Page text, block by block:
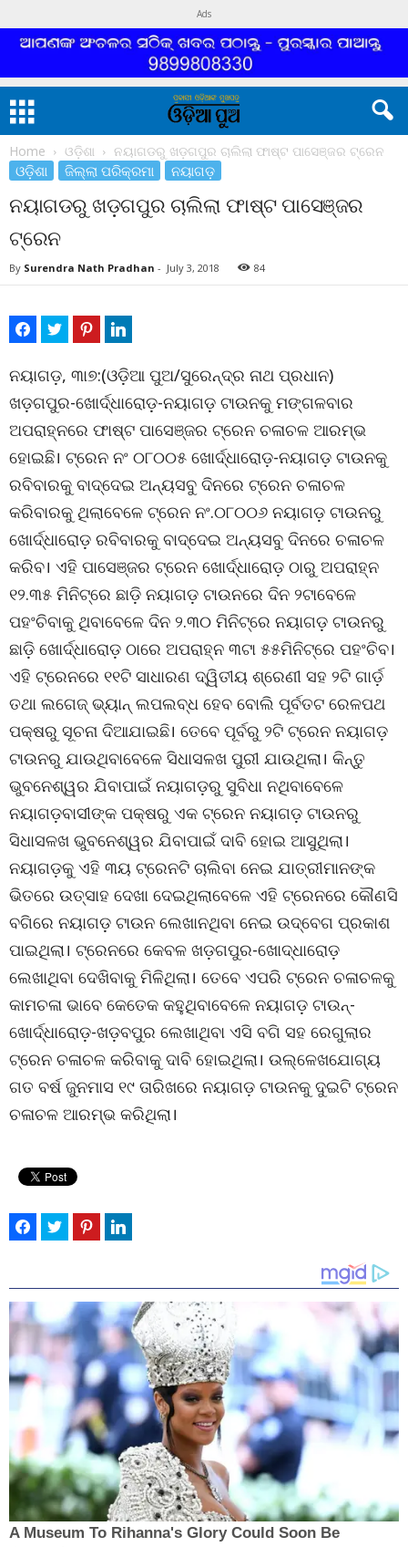
Ads
Home ଓଡ଼ିଶା ନୟାଗଡରୁ ଖଡ଼ଗପୁର ଚାଲିଲା ଫାଷ୍ଟ ପାସେଞ୍ଜର ଟ୍ରେନ
ଓଡ଼ିଶା ଜିଲ୍ଲା ପରିକ୍ରମା ନୟାଗଡ଼
ନୟାଗଡରୁ ଖଡ଼ଗପୁର ଚାଲିଲା ଫାଷ୍ଟ ପାସେଞ୍ଜର
ଟ୍ରେନ
By Surendra Nath Pradhan - July 3, 2018 84
ନୟାଗଡ଼, ୩ା୭:(ଓଡ଼ିଆ ପୁଅ/ସୁରେନ୍ଦ୍ର ନାଥ ପ୍ରଧାନ)
ଖଡ଼ଗପୁର-ଖୋର୍ଦ୍ଧାରୋଡ଼-ନୟାଗଡ଼ ଟାଉନକୁ ମଙ୍ଗଳବାର
ଅପରାହ୍ନରେ ଫାଷ୍ଟ ପାସେଞ୍ଜର ଟ୍ରେନ ଚଳାଚଳ ଆରମ୍ଭ
ହୋଇଛି। ଟ୍ରେନ ନଂ ୦୮୦୦୫ ଖୋର୍ଦ୍ଧାରୋଡ଼-ନୟାଗଡ଼ ଟାଉନକୁ
ରବିବାରକୁ ବାଦ୍ଦେଇ ଅନ୍ୟସବୁ ଦିନରେ ଟ୍ରେନ ଚଳାଚଳ
କରିବାରକୁ ଥିଲାବେଳେ ଟ୍ରେନ ନଂ.୦୮୦୦୬ ନୟାଗଡ଼ ଟାଉନରୁ
ଖୋର୍ଦ୍ଧାରୋଡ଼ ରବିବାରକୁ ବାଦ୍ଦେଇ ଅନ୍ୟସବୁ ଦିନରେ ଚଳାଚଳ
କରିବ। ଏହି ପାସେଞ୍ଜର ଟ୍ରେନ ଖୋର୍ଦ୍ଧାରୋଡ଼ ଠାରୁ ଅପରାହ୍ନ
୧୨.୩୫ ମିନିଟ୍ରେ ଛାଡ଼ି ନୟାଗଡ଼ ଟାଉନରେ ଦିନ ୨ଟାବେଳେ
ପହଂଚିବାକୁ ଥିବାବେଳେ ଦିନ ୨.୩୦ ମିନିଟ୍ରେ ନୟାଗଡ଼ ଟାଉନରୁ
ଛାଡ଼ି ଖୋର୍ଦ୍ଧାରୋଡ଼ ଠାରେ ଅପରାହ୍ନ ୩ଟା ୫୫ମିନିଟ୍ରେ ପହଂଚିବ।
ଏହି ଟ୍ରେନରେ ୧୧ଟି ସାଧାରଣ ଦ୍ୱିତୀୟ ଶ୍ରେଣୀ ସହ ୨ଟି ଗାର୍ଡ଼
ତଥା ଲଗେଜ୍ ଭ୍ୟାନ୍ ଲପଲବ୍ଧ ହେବ ବୋଲି ପୂର୍ବତଟ ରେଳପଥ
ପକ୍ଷରୁ ସୂଚନା ଦିଆଯାଇଛି। ତେବେ ପୂର୍ବରୁ ୨ଟି ଟ୍ରେନ ନୟାଗଡ଼
ଟାଉନରୁ ଯାଉଥିବାବେଳେ ସିଧାସଳଖ ପୁରୀ ଯାଉଥିଲା। କିନ୍ତୁ
ଭୁବନେଶ୍ୱର ଯିବାପାଇଁ ନୟାଗଡ଼ରୁ ସୁବିଧା ନଥିବାବେଳେ
ନୟାଗଡ଼ବାସୀଙ୍କ ପକ୍ଷରୁ ଏକ ଟ୍ରେନ ନୟାଗଡ଼ ଟାଉନରୁ
ସିଧାସଳଖ ଭୁବନେଶ୍ୱର ଯିବାପାଇଁ ଦାବି ହୋଇ ଆସୁଥିଲା।
ନୟାଗଡ଼କୁ ଏହି ୩ୟ ଟ୍ରେନଟି ଚାଲିବା ନେଇ ଯାତ୍ରୀମାନଙ୍କ
ଭିତରେ ଉତ୍ସାହ ଦେଖା ଦେଇଥିଲାବେଳେ ଏହି ଟ୍ରେନରେ କୌଣସି
ବଗିରେ ନୟାଗଡ଼ ଟାଉନ ଲେଖାନଥିବା ନେଇ ଉଦ୍ବେଗ ପ୍ରକାଶ
ପାଇଥିଲା। ଟ୍ରେନରେ କେବଳ ଖଡ଼ଗପୁର-ଖୋଦ୍ଧାରୋଡ଼
ଲେଖାଥିବା ଦେଖିବାକୁ ମିଳିଥିଲା। ତେବେ ଏପରି ଟ୍ରେନ ଚଳାଚଳକୁ
କାମଚଳା ଭାବେ କେତେକ କହୁଥିବାବେଳେ ନୟାଗଡ଼ ଟାଉନ୍-
ଖୋର୍ଦ୍ଧାରୋଡ଼-ଖଡ଼ବପୁର ଲେଖାଥିବା ଏସି ବଗି ସହ ରେଗୁଲାର
ଟ୍ରେନ ଚଳାଚଳ କରିବାକୁ ଦାବି ହୋଇଥିଲା। ଉଲ୍ଳେଖଯୋଗ୍ୟ
ଗତ ବର୍ଷ ଜୁନମାସ ୧୯ ତାରିଖରେ ନୟାଗଡ଼ ଟାଉନକୁ ଦୁଇଟି ଟ୍ରେନ
ଚଳାଚଳ ଆରମ୍ଭ କରିଥିଲା।